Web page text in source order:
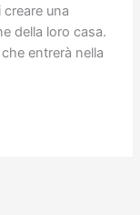
una
della loro casa.
entrerà nella